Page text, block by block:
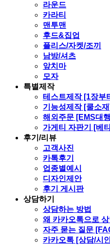
라운드
카라티
맨투맨
후드&집업
플리스/자켓/조끼
남방/셔츠
앞치마
모자
특별제작
테스트제작 [1장부
기능성제작 [쿨소
해외주문 [EMS대
가게티 자판기 [베
후기/리뷰
고객사진
카톡후기
업종별예시
디자인제안
후기 게시판
상담하기
상담하는 방법
왜 카카오톡으로
자주 묻는 질문
카카오톡 [상담/시